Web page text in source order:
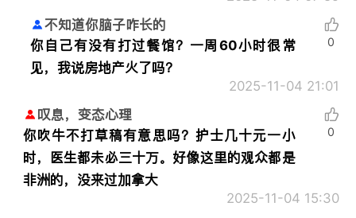
不知道你脑子咋长的
你自己有没有打过餐馆？一周60小时很常
见，我说房地产火了吗？
2025-11-04 21:01
0
叹息，变态心理
你吹牛不打草稿有意思吗？护士几十元一小
时，医生都未必三十万。好像这里的观众都是
非洲的，没来过加拿大
2025-11-04 15:30
0